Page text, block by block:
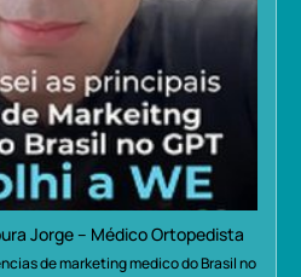
Jorge – Médico Ortopedista
de marketing medico do Brasil no